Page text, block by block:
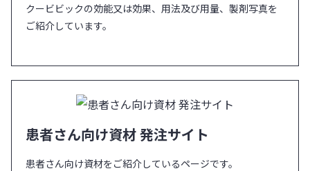
クービビックの効能又は効果、用法及び用量、製剤写真を
ご紹介しています。
患者さん向け資材 発注サイト
患者さん向け資材をご紹介しているページです。